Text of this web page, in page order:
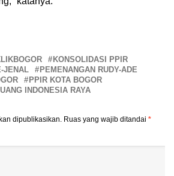
KONSOLIDASI PPIR
JENAL
PEMENANGAN RUDY-ADE
PPIR KOTA BOGOR
INDONESIA RAYA
dipublikasikan. Ruas yang wajib ditandai *